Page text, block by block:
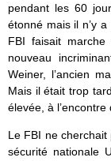
pendant les 60
étonné mais il n’y
FBI faisait marche
nouveau
Weiner, l’ancien
Mais il était trop
élevée, à l’encontre
Le FBI ne
sécurité nationale